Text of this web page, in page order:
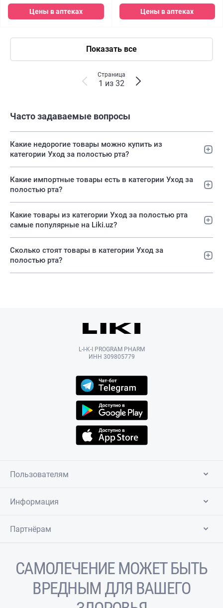
Цены в аптеках Цены в аптеках
Показать все
Страница
1 из 32
Часто задаваемые вопросы
Какие недорогие товары можно купить из
категории Уход за полостью рта?
Какие импортные товары есть в категории Уход за
полостью рта?
Какие товары из категории Уход за полостью рта
самые популярные на Liki.uz?
Сколько стоят товары в категории Уход за
полостью рта?
L-I-K-I PROGRAM PHARM
ИНН 309805779
Пользователям
Информация
Партнёрам
САМОЛЕЧЕНИЕ МОЖЕТ БЫТЬ
ВРЕДНЫМ ДЛЯ ВАШЕГО